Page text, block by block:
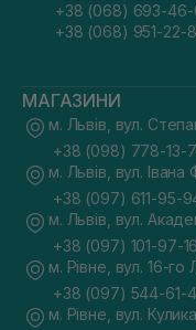
+38 (068) 693-46-
+38 (068) 951-22-
МАГАЗИНИ
м. Львів, вул.
+38 (098) 778-13-
м. Львів, вул.
+38 (097) 611-95-
м. Львів, вул.
+38 (097) 101-97-16
м. Рівне, вул. 16-го
+38 (097) 544-61-
м. Рівне, вул.